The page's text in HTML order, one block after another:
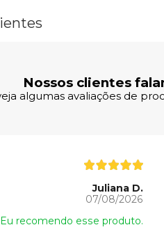
Nossos clientes
algumas avaliações de
Juliana D.
07/08/2026
Eu recomendo esse produto.